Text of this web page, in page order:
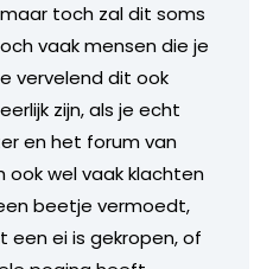
toch zal dit soms
vaak mensen die je
vervelend dit ook
zijn, als je echt
en het forum van
ook wel vaak klachten
beetje vermoedt,
een ei is gekropen, of